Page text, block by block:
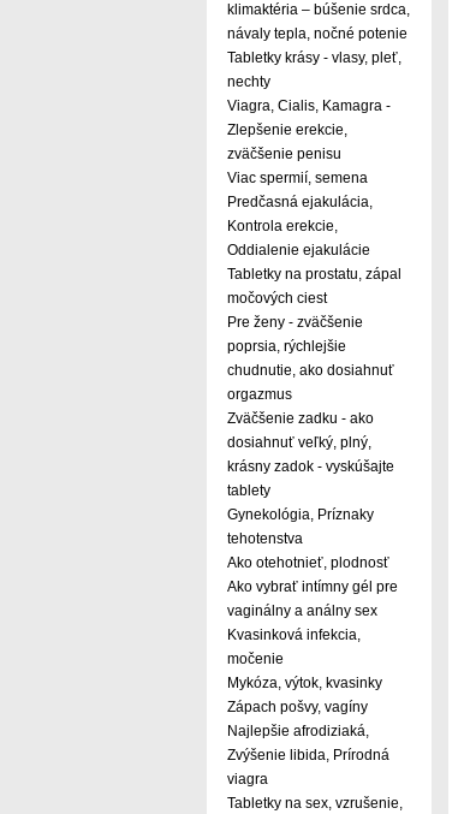
klimaktéria – búšenie srdca,
návaly tepla, nočné potenie
Tabletky krásy - vlasy, pleť,
nechty
Viagra, Cialis, Kamagra -
Zlepšenie erekcie,
zväčšenie penisu
Viac spermií, semena
Predčasná ejakulácia,
Kontrola erekcie,
Oddialenie ejakulácie
Tabletky na prostatu, zápal
močových ciest
Pre ženy - zväčšenie
poprsia, rýchlejšie
chudnutie, ako dosiahnuť
orgazmus
Zväčšenie zadku - ako
dosiahnuť veľký, plný,
krásny zadok - vyskúšajte
tablety
Gynekológia, Príznaky
tehotenstva
Ako otehotnieť, plodnosť
Ako vybrať intímny gél pre
vaginálny a análny sex
Kvasinková infekcia,
močenie
Mykóza, výtok, kvasinky
Zápach pošvy, vagíny
Najlepšie afrodiziaká,
Zvýšenie libida, Prírodná
viagra
Tabletky na sex, vzrušenie,